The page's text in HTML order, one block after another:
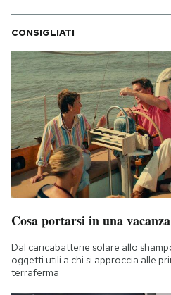
CONSIGLIATI
Cosa portarsi in una
Dal caricabatterie solare allo
oggetti utili a chi si approccia alle
terraferma